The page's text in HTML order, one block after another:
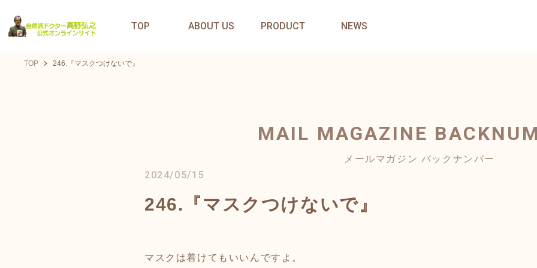
TOP ABOUT US PRODUCT NEWS
TOP 246.『マスクつけないで』
MAIL MAGAZINE
メールマガジン バックナンバー
2024/05/15
246.『マスクつけないで』
マスクは着けてもいいんですよ。